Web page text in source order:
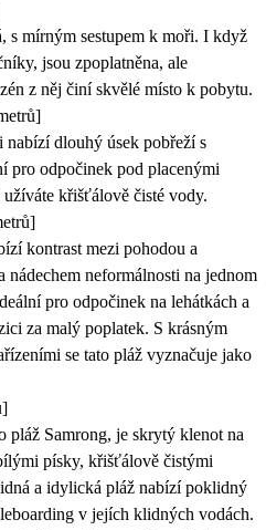
s mírným sestupem k moři. I když
jsou zpoplatněna, ale
z něj činí skvělé místo k pobytu.
nabízí dlouhý úsek pobřeží s
pro odpočinek pod placenými
křišťálově čisté vody.
kontrast mezi pohodou a
nádechem neformálnosti na jednom
pro odpočinek na lehátkách a
za malý poplatek. S krásným
se tato pláž vyznačuje jako
pláž Samrong, je skrytý klenot na
písky, křišťálově čistými
a idylická pláž nabízí poklidný
v jejích klidných vodách.